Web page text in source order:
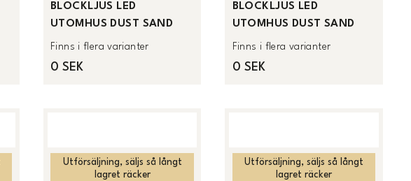
BLOCKLJUS LED
UTOMHUS DUST SAND
Finns i flera varianter
0 SEK
BLOCKLJUS LED
UTOMHUS DUST SAND
Finns i flera varianter
0 SEK
Utförsäljning, säljs så långt
lagret räcker
Utförsäljning, säljs så långt
lagret räcker